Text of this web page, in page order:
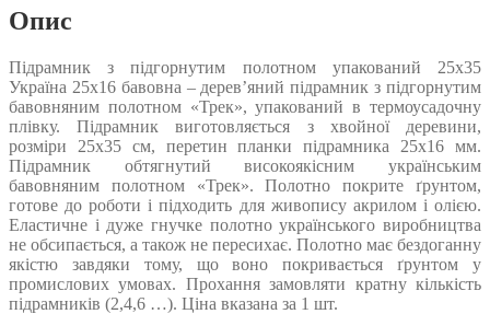
Опис
Підрамник з підгорнутим полотном упакований 25х35
Україна 25х16 бавовна – дерев’яний підрамник з підгорнутим
бавовняним полотном «Трек», упакований в термоусадочну
плівку. Підрамник виготовляється з хвойної деревини,
розміри 25х35 см, перетин планки підрамника 25х16 мм.
Підрамник обтягнутий високоякісним українським
бавовняним полотном «Трек». Полотно покрите ґрунтом,
готове до роботи і підходить для живопису акрилом і олією.
Еластичне і дуже гнучке полотно українського виробництва
не обсипається, а також не пересихає. Полотно має бездоганну
якістю завдяки тому, що воно покривається ґрунтом у
промислових умовах. Прохання замовляти кратну кількість
підрамників (2,4,6 …). Ціна вказана за 1 шт.